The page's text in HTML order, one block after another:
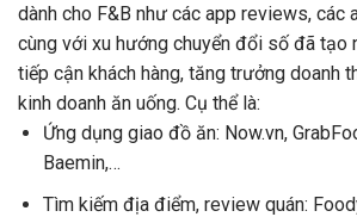
dành cho F&B như các app reviews, các
cùng với xu hướng chuyển đổi số đã tạo
tiếp cận khách hàng, tăng trưởng doanh
kinh doanh ăn uống. Cụ thể là:
Ứng dụng giao đồ ăn: Now.vn,
Baemin,…
Tìm kiếm địa điểm, review quán: